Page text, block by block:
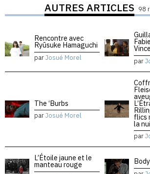
AUTRES ARTICLES 98
Rencontre avec
Ryūsuke Hamaguchi
parJosué Morel par
The ‘Burbs
parJosué Morel flics
la
par
L’Étoile jaune et le
manteau rouge